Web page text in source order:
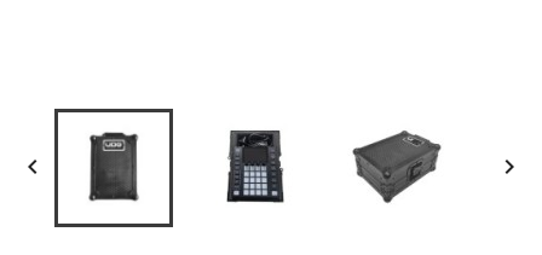
 